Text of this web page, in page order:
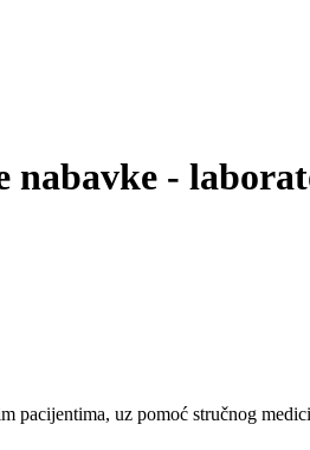
nabavke -
pacijentima, uz pomoć stručnog